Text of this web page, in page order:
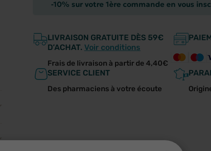
-10% sur votre 1ère commande en vous
LIVRAISON GRATUITE DÈS 59€
D’ACHAT. Voir conditions
Frais de livraison à partir de 4,40€
SERVICE CLIENT
Des pharmaciens à votre écoute